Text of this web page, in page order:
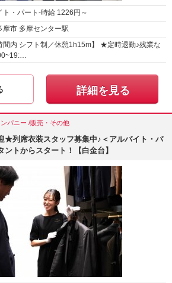
ト・パート-時給 1226 円～
摩市 多摩センター駅
間内 シフト制／休憩1h15m】 ★定時退勤♪残業な
詳細を見る
パニー /販売・その他
★列席衣装スタッフ募集中♪＜アルバイト・パ
トからスタート！【白金台】